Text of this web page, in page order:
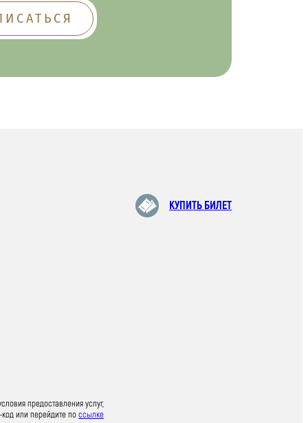
КУПИТЬ БИЛЕТ
предоставления услуг,
код или перейдите поссылке